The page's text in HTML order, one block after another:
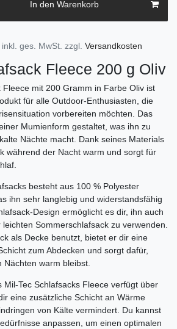
In den Warenkorb
ges. MwSt. zzgl. Versandkosten
Fleece 200 g Oliv
Fleece mit 200 Gramm in Farbe Oliv ist
für alle Outdoor-Enthusiasten, die
vorbereiten möchten. Das
Mumienform gestaltet, was ihn zu
Nächte macht. Dank seines Materials
während der Nacht warm und sorgt für
besteht aus 100 % Polyester
ihn sehr langlebig und widerstandsfähig
Design ermöglicht es dir, ihn auch
Sommerschlafsack zu verwenden.
als Decke benutzt, bietet er dir eine
zum Abdecken und sorgt dafür,
Nächten warm bleibst.
Mil-Tec Schlafsacks Fleece verfügt über
eine zusätzliche Schicht an Wärme
von Kälte vermindert. Du kannst
anpassen, um einen optimalen